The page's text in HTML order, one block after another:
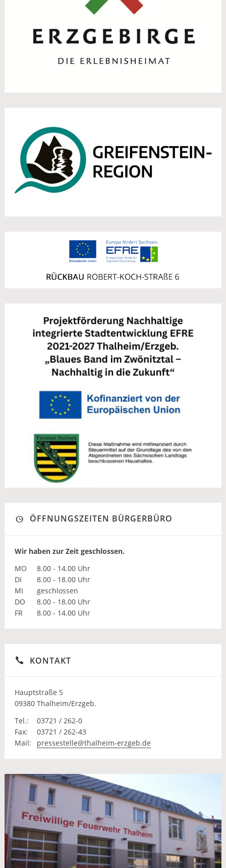
ÖFFNUNGSZEITEN BÜRGERBÜRO
Wir haben zur Zeit geschlossen.
MO
8.00 - 14.00 Uhr
DI
8.00 - 18.00 Uhr
MI
geschlossen
DO
8.00 - 18.00 Uhr
FR
8.00 - 14.00 Uhr
KONTAKT
Hauptstraße 5
09380 Thalheim/Erzgeb.
Tel.:
03721 / 262-0
Fax:
03721 / 262-43
Mail:
pressestelle@thalheim-erzgeb.de